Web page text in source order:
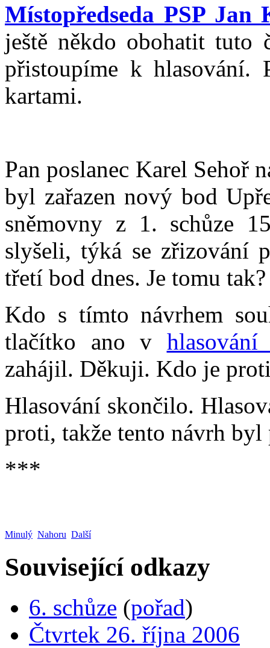
Místopředseda PSP Jan
ještě někdo obohatit tuto
přistoupíme k hlasování.
kartami.
Pan poslanec Karel Sehoř
byl zařazen nový bod
sněmovny z 1. schůze
slyšeli, týká se zřizování
třetí bod dnes. Je tomu
Kdo s tímto návrhem
tlačítko ano v
zahájil. Děkuji. Kdo je
Hlasování skončilo.
proti, takže tento návrh
***
Minulý Nahoru Další
Související odkazy
6. schůze (pořad)
Čtvrtek 26. října 2006